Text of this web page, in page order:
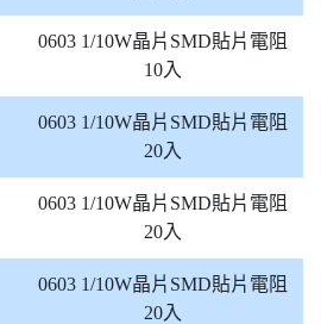
0603 1/10W晶片SMD貼片電阻
10入
0603 1/10W晶片SMD貼片電阻
20入
0603 1/10W晶片SMD貼片電阻
20入
0603 1/10W晶片SMD貼片電阻
20入